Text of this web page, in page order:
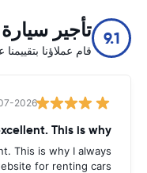
9.1 تأجير
قام عملاؤنا بتقييمنا على 9.1/ 10 من
2026
This is why
This is why I always
for renting cars.